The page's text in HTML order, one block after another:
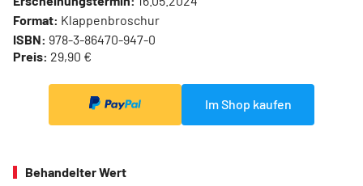
Format: Klappenbroschur
ISBN: 978-3-86470-947-0
Preis: 29,90 €
Im Shop kaufen
Behandelter Wert